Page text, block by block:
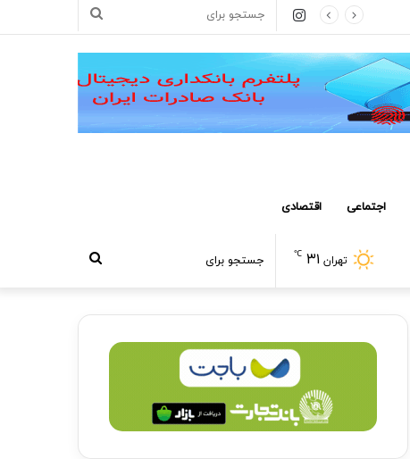
جستجو
اینستاگرام
اجتماعی اقتصادی
جستجو
برای
تهران ۳۱ ℃